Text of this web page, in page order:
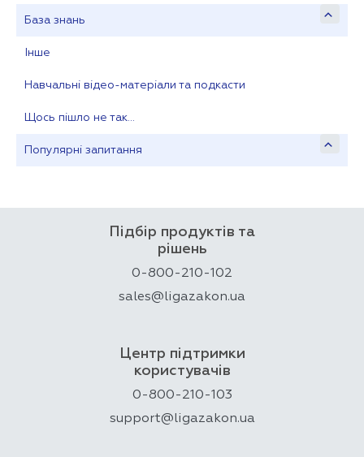
База знань
Інше
Навчальні відео-матеріали та подкасти
Щось пішло не так…
Популярні запитання
Підбір продуктів та
рішень
0-800-210-102
sales@ligazakon.ua
Центр підтримки
користувачів
0-800-210-103
support@ligazakon.ua